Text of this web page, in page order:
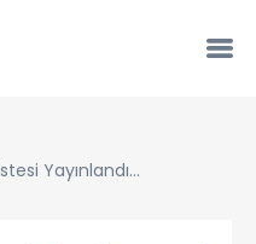
Yayınlandı...